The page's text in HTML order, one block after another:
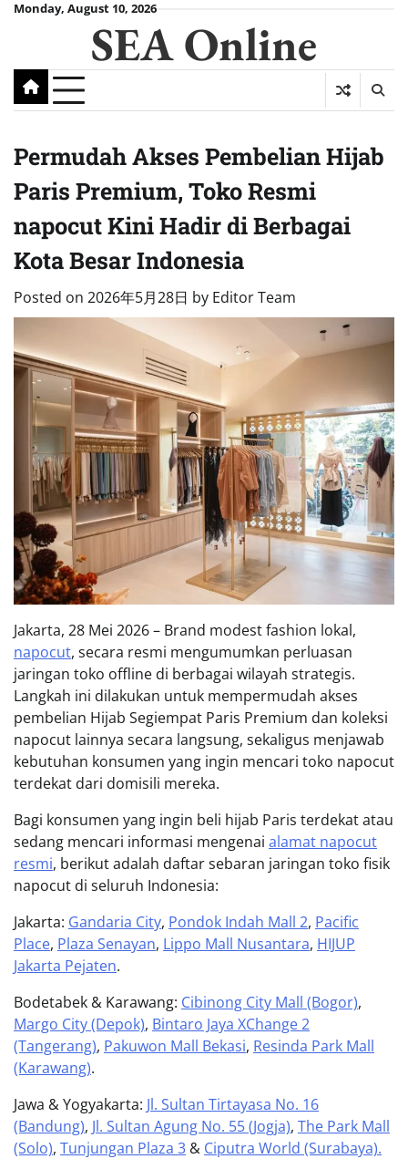
SkipMonday, August 10, 2026
SEA Online
Permudah Akses Pembelian Hijab
Paris Premium, Toko Resmi
napocut Kini Hadir di Berbagai
Kota Besar Indonesia
Posted on 2026年5月28日 by Editor Team
Jakarta, 28 Mei 2026 – Brand modest fashion lokal,
napocut, secara resmi mengumumkan perluasan
jaringan toko offline di berbagai wilayah strategis.
Langkah ini dilakukan untuk mempermudah akses
pembelian Hijab Segiempat Paris Premium dan koleksi
napocut lainnya secara langsung, sekaligus menjawab
kebutuhan konsumen yang ingin mencari toko napocut
terdekat dari domisili mereka.
Bagi konsumen yang ingin beli hijab Paris terdekat atau
sedang mencari informasi mengenai alamat napocut
resmi, berikut adalah daftar sebaran jaringan toko fisik
napocut di seluruh Indonesia:
Jakarta: Gandaria City, Pondok Indah Mall 2, Pacific
Place, Plaza Senayan, Lippo Mall Nusantara, HIJUP
Jakarta Pejaten.
Bodetabek & Karawang: Cibinong City Mall (Bogor),
Margo City (Depok), Bintaro Jaya XChange 2
(Tangerang), Pakuwon Mall Bekasi, Resinda Park Mall
(Karawang).
Jawa & Yogyakarta: Jl. Sultan Tirtayasa No. 16
(Bandung), Jl. Sultan Agung No. 55 (Jogja), The Park Mall
(Solo), Tunjungan Plaza 3 & Ciputra World (Surabaya).